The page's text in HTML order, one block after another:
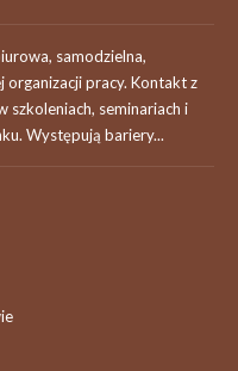
samodzielna,
pracy. Kontakt z
szkoleniach, seminariach i
Występują bariery...